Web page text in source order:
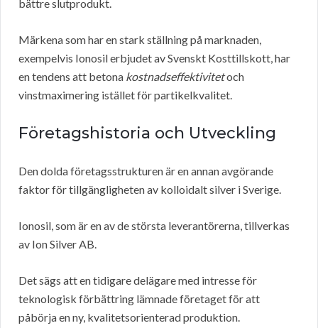
bättre slutprodukt.
Märkena som har en stark ställning på marknaden,
exempelvis Ionosil erbjudet av Svenskt Kosttillskott, har
en tendens att betona kostnadseffektivitetoch
vinstmaximering istället för partikelkvalitet.
Företagshistoria och Utveckling
Den dolda företagsstrukturen är en annan avgörande
faktor för tillgängligheten av kolloidalt silver i Sverige.
Ionosil, som är en av de största leverantörerna, tillverkas
av Ion Silver AB.
Det sägs att en tidigare delägare med intresse för
teknologisk förbättring lämnade företaget för att
påbörja en ny, kvalitetsorienterad produktion.